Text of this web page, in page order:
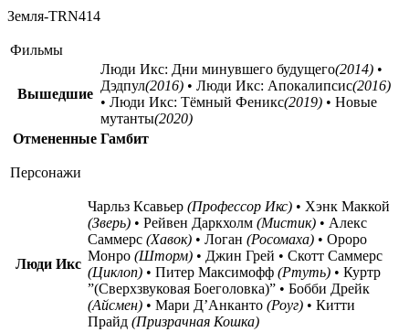
Земля-TRN414
Фильмы
Вышедшие
Люди Икс: Дни минувшего будущего(2014) •
Дэдпул(2016) • Люди Икс: Апокалипсис(2016)
• Люди Икс: Тёмный Феникс(2019) • Новые
мутанты(2020)
Отмененные Гамбит
Персонажи
Люди Икс
Чарльз Ксавьер (Профессор Икс) • Хэнк Маккой
(Зверь) • Рейвен Даркхолм (Мистик) • Алекс
Саммерс (Хавок) • Логан (Росомаха) • Ороро
Монро (Шторм) • Джин Грей • Скотт Саммерс
(Циклоп) • Питер Максимофф (Ртуть) • Куртр
”(Сверхзвуковая Боеголовка)” • Бобби Дрейк
(Айсмен) • Мари Д’Анканто (Роуг) • Китти
Прайд (Призрачная Кошка)